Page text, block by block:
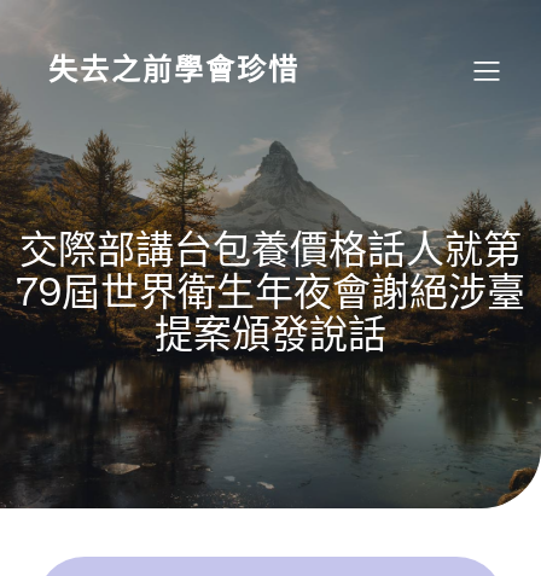
content
失去之前學會珍惜
交際部講台包養價格話人就第
79屆世界衛生年夜會謝絕涉臺
提案頒發說話